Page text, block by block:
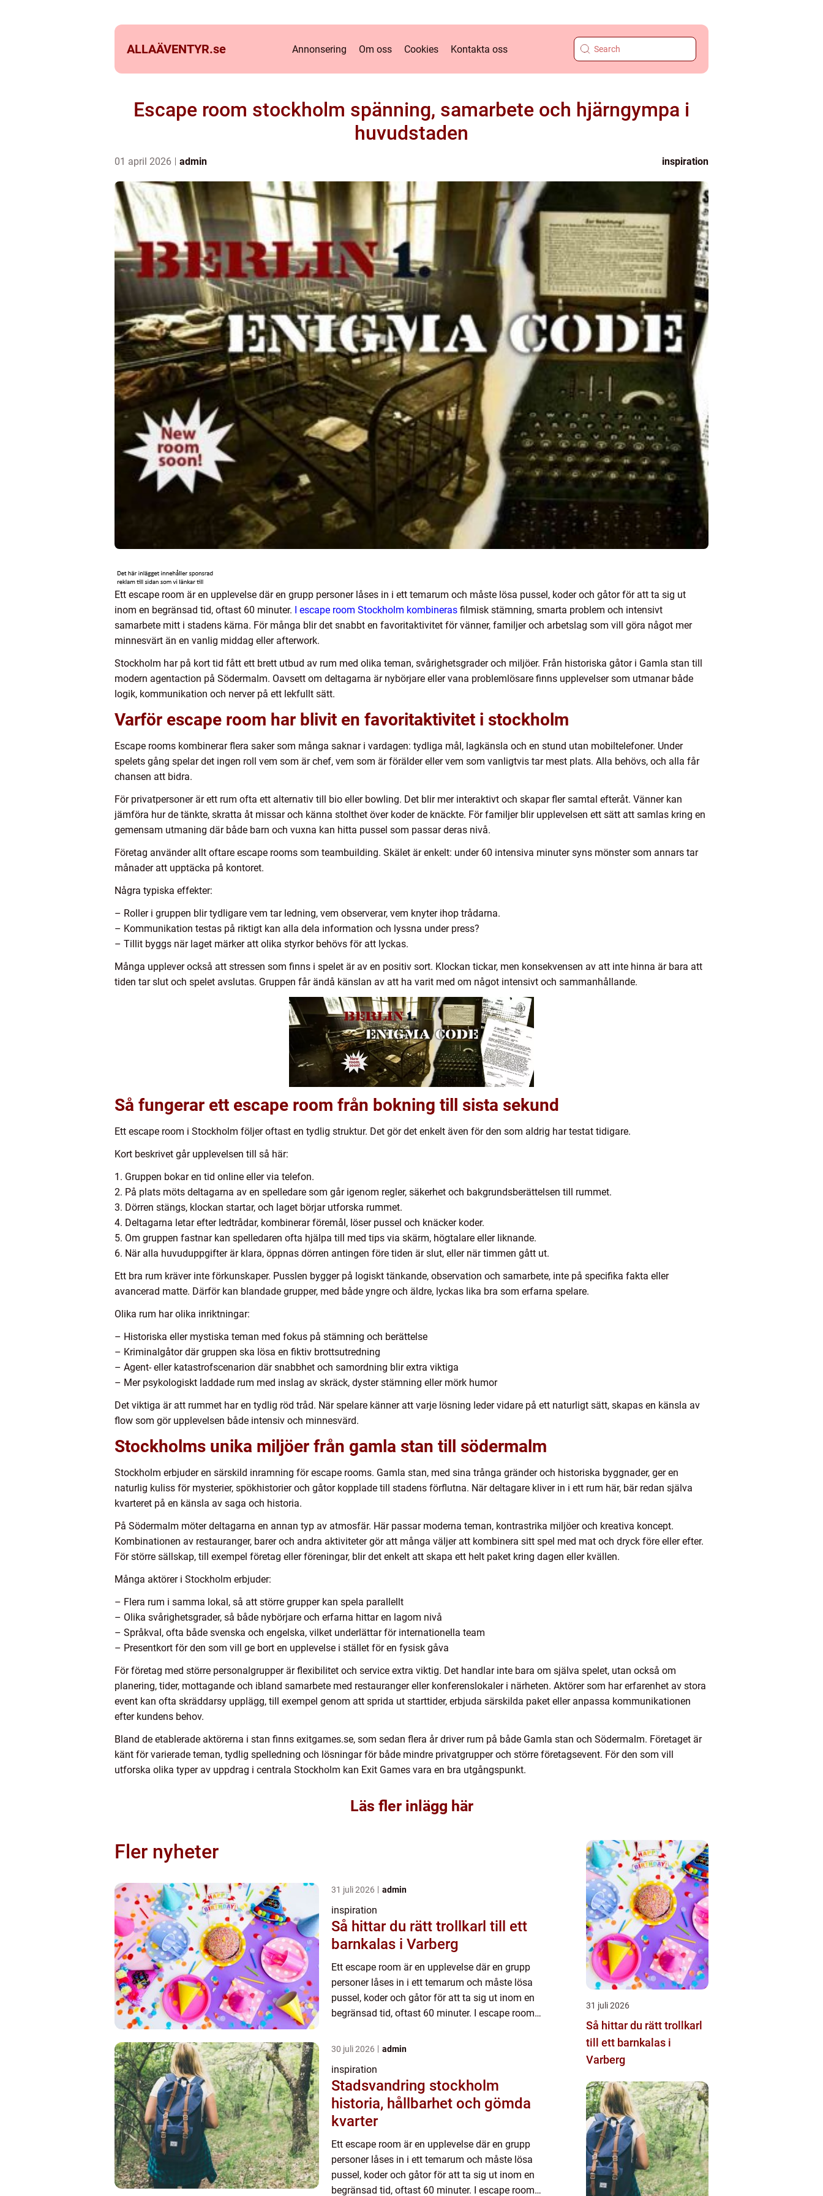
ALLAÄVENTYR.se Annonsering Om oss Cookies Kontakta oss
Escape room stockholm spänning, samarbete och hjärngympa i
huvudstaden
01 april 2026 admin inspiration
Ett escape room är en upplevelse där en grupp personer låses in i ett temarum och måste lösa pussel, koder och gåtor för att ta sig ut
inom en begränsad tid, oftast 60 minuter. I escape room Stockholm kombineras filmisk stämning, smarta problem och intensivt
samarbete mitt i stadens kärna. För många blir det snabbt en favoritaktivitet för vänner, familjer och arbetslag som vill göra något mer
minnesvärt än en vanlig middag eller afterwork.
Stockholm har på kort tid fått ett brett utbud av rum med olika teman, svårighetsgrader och miljöer. Från historiska gåtor i Gamla stan till
modern agentaction på Södermalm. Oavsett om deltagarna är nybörjare eller vana problemlösare finns upplevelser som utmanar både
logik, kommunikation och nerver på ett lekfullt sätt.
Varför escape room har blivit en favoritaktivitet i stockholm
Escape rooms kombinerar flera saker som många saknar i vardagen: tydliga mål, lagkänsla och en stund utan mobiltelefoner. Under
spelets gång spelar det ingen roll vem som är chef, vem som är förälder eller vem som vanligtvis tar mest plats. Alla behövs, och alla får
chansen att bidra.
För privatpersoner är ett rum ofta ett alternativ till bio eller bowling. Det blir mer interaktivt och skapar fler samtal efteråt. Vänner kan
jämföra hur de tänkte, skratta åt missar och känna stolthet över koder de knäckte. För familjer blir upplevelsen ett sätt att samlas kring en
gemensam utmaning där både barn och vuxna kan hitta pussel som passar deras nivå.
Företag använder allt oftare escape rooms som teambuilding. Skälet är enkelt: under 60 intensiva minuter syns mönster som annars tar
månader att upptäcka på kontoret.
Några typiska effekter:
– Roller i gruppen blir tydligare vem tar ledning, vem observerar, vem knyter ihop trådarna.
– Kommunikation testas på riktigt kan alla dela information och lyssna under press?
– Tillit byggs när laget märker att olika styrkor behövs för att lyckas.
Många upplever också att stressen som finns i spelet är av en positiv sort. Klockan tickar, men konsekvensen av att inte hinna är bara att
tiden tar slut och spelet avslutas. Gruppen får ändå känslan av att ha varit med om något intensivt och sammanhållande.
Så fungerar ett escape room från bokning till sista sekund
Ett escape room i Stockholm följer oftast en tydlig struktur. Det gör det enkelt även för den som aldrig har testat tidigare.
Kort beskrivet går upplevelsen till så här:
1. Gruppen bokar en tid online eller via telefon.
2. På plats möts deltagarna av en spelledare som går igenom regler, säkerhet och bakgrundsberättelsen till rummet.
3. Dörren stängs, klockan startar, och laget börjar utforska rummet.
4. Deltagarna letar efter ledtrådar, kombinerar föremål, löser pussel och knäcker koder.
5. Om gruppen fastnar kan spelledaren ofta hjälpa till med tips via skärm, högtalare eller liknande.
6. När alla huvuduppgifter är klara, öppnas dörren antingen före tiden är slut, eller när timmen gått ut.
Ett bra rum kräver inte förkunskaper. Pusslen bygger på logiskt tänkande, observation och samarbete, inte på specifika fakta eller
avancerad matte. Därför kan blandade grupper, med både yngre och äldre, lyckas lika bra som erfarna spelare.
Olika rum har olika inriktningar:
– Historiska eller mystiska teman med fokus på stämning och berättelse
– Kriminalgåtor där gruppen ska lösa en fiktiv brottsutredning
– Agent- eller katastrofscenarion där snabbhet och samordning blir extra viktiga
– Mer psykologiskt laddade rum med inslag av skräck, dyster stämning eller mörk humor
Det viktiga är att rummet har en tydlig röd tråd. När spelare känner att varje lösning leder vidare på ett naturligt sätt, skapas en känsla av
flow som gör upplevelsen både intensiv och minnesvärd.
Stockholms unika miljöer från gamla stan till södermalm
Stockholm erbjuder en särskild inramning för escape rooms. Gamla stan, med sina trånga gränder och historiska byggnader, ger en
naturlig kuliss för mysterier, spökhistorier och gåtor kopplade till stadens förflutna. När deltagare kliver in i ett rum här, bär redan själva
kvarteret på en känsla av saga och historia.
På Södermalm möter deltagarna en annan typ av atmosfär. Här passar moderna teman, kontrastrika miljöer och kreativa koncept.
Kombinationen av restauranger, barer och andra aktiviteter gör att många väljer att kombinera sitt spel med mat och dryck före eller efter.
För större sällskap, till exempel företag eller föreningar, blir det enkelt att skapa ett helt paket kring dagen eller kvällen.
Många aktörer i Stockholm erbjuder:
– Flera rum i samma lokal, så att större grupper kan spela parallellt
– Olika svårighetsgrader, så både nybörjare och erfarna hittar en lagom nivå
– Språkval, ofta både svenska och engelska, vilket underlättar för internationella team
– Presentkort för den som vill ge bort en upplevelse i stället för en fysisk gåva
För företag med större personalgrupper är flexibilitet och service extra viktig. Det handlar inte bara om själva spelet, utan också om
planering, tider, mottagande och ibland samarbete med restauranger eller konferenslokaler i närheten. Aktörer som har erfarenhet av stora
event kan ofta skräddarsy upplägg, till exempel genom att sprida ut starttider, erbjuda särskilda paket eller anpassa kommunikationen
efter kundens behov.
Bland de etablerade aktörerna i stan finns exitgames.se, som sedan flera år driver rum på både Gamla stan och Södermalm. Företaget är
känt för varierade teman, tydlig spelledning och lösningar för både mindre privatgrupper och större företagsevent. För den som vill
utforska olika typer av uppdrag i centrala Stockholm kan Exit Games vara en bra utgångspunkt.
Läs fler inlägg här
Fler nyheter
31 juli 2026 admin
inspiration
Så hittar du rätt trollkarl till ett
barnkalas i Varberg
Ett escape room är en upplevelse där en grupp
personer låses in i ett temarum och måste lösa
pussel, koder och gåtor för att ta sig ut inom en
begränsad tid, oftast 60 minuter. I escape room
problem och i...
30 juli 2026 admin
inspiration
Stadsvandring stockholm
historia, hållbarhet och gömda
kvarter
Ett escape room är en upplevelse där en grupp
personer låses in i ett temarum och måste lösa
pussel, koder och gåtor för att ta sig ut inom en
begränsad tid, oftast 60 minuter. I escape room
31 juli 2026
Så hittar du rätt trollkarl
till ett barnkalas i
Varberg